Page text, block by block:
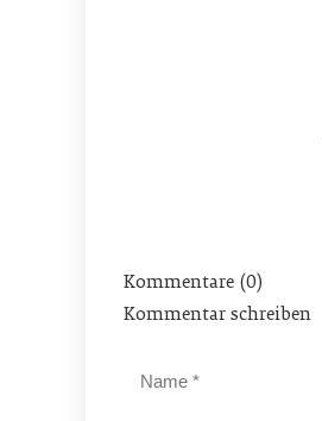
Kommentare (0)
Kommentar schreiben